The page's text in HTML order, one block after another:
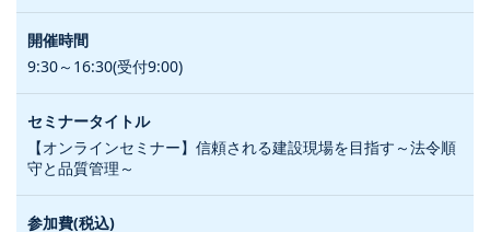
9:30～16:30(受付9:00)
【オンラインセミナー】信頼される建設現場を目指す～法令順
守と品質管理～